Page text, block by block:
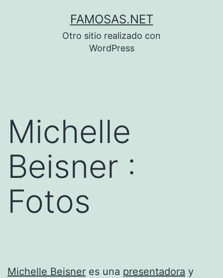
FAMOSAS.NET
Otro sitio realizado con
WordPress
Michelle
Beisner :
Fotos
Michelle Beisner es una presentadora y